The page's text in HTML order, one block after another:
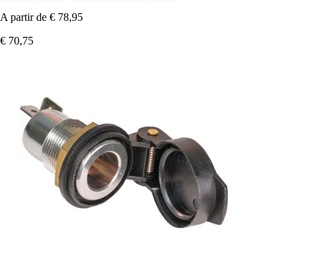
A partir de € 78,95
€ 70,75